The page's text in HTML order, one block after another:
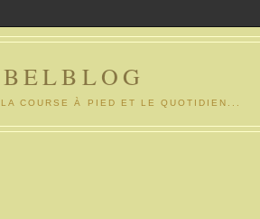
BELBLOG
COURSE À PIED ET LE QUOTIDIEN...